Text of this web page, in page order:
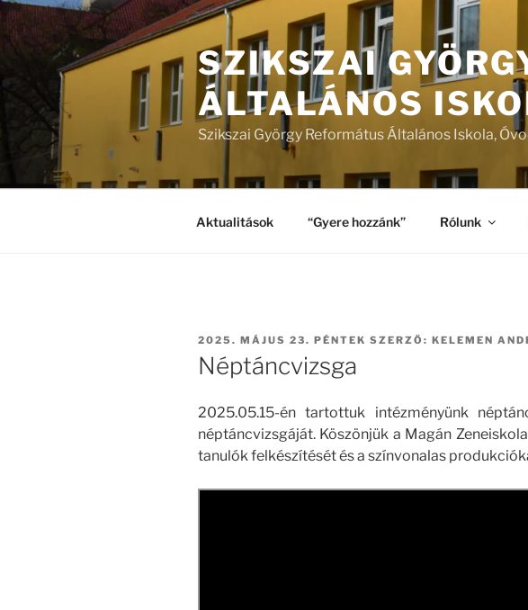
Tartalomhoz
SZIKSZAI
ÁLTALÁNOS
Szikszai György Református Általános Iskola,
Aktualitások “Gyere hozzánk” Rólunk
BEKÜLDVE:
2025. MÁJUS 23. PÉNTEK SZERZŐ: KELEMEN
Néptáncvizsga
2025.05.15-én tartottuk intézményünk
néptáncvizsgáját. Köszönjük a Magán
tanulók felkészítését és a színvonalas